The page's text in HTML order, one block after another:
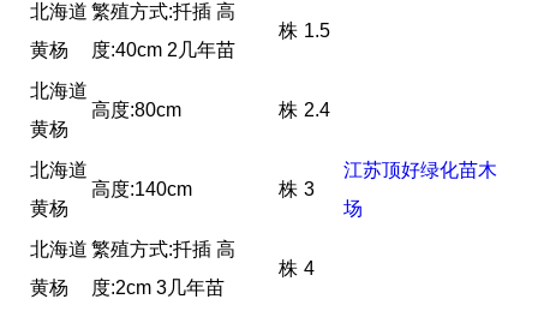
北海道
黄杨
繁殖方式:扦插 高
度:40cm 2几年苗
株 1.5
江苏顶好绿化苗木
场
北海道
黄杨
高度:80cm 株 2.4
北海道
黄杨
高度:140cm 株 3
北海道
黄杨
繁殖方式:扦插 高
度:2cm 3几年苗
株 4